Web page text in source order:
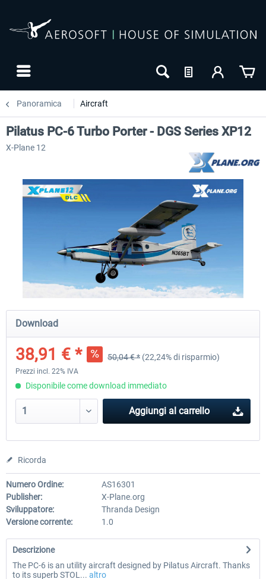
Panoramica Aircraft
X-Plane.org - King Air 350 XP12
55,31 € *
X-Plane.org - Cessna 172M
33,78 € *
Pilatus PC-6 Turbo Porter - DGS Series XP12
X-Plane 12
Download
38,91 € * 50,04 € * (22,24% di risparmio)
Prezzi incl. 22% IVA
Disponibile come download immediato
Aggiungi al carrello
Ricorda
Numero Ordine:
AS16301
Publisher:
X-Plane.org
Sviluppatore:
Thranda Design
Versione corrente:
1.0
Descrizione
The PC-6 is an utility aircraft designed by Pilatus Aircraft. Thanks
to its superb STOL... altro